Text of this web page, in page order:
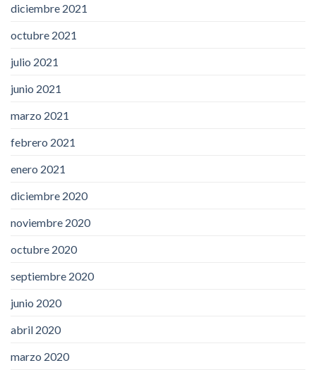
diciembre 2021
octubre 2021
julio 2021
junio 2021
marzo 2021
febrero 2021
enero 2021
diciembre 2020
noviembre 2020
octubre 2020
septiembre 2020
junio 2020
abril 2020
marzo 2020